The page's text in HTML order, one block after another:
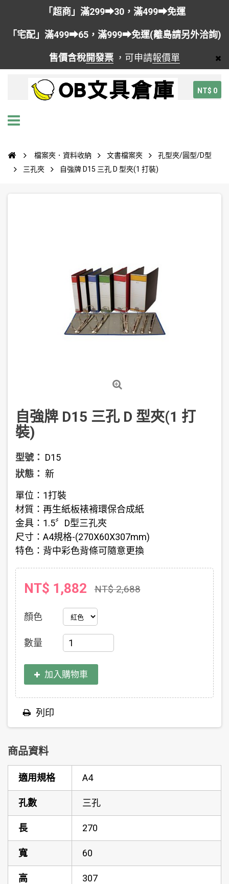
「超商」滿299➡30，滿499➡免運
「宅配」滿499➡65，滿999➡免運(離島請另外洽詢)
售價含稅開發票 ，可申請報價單
NT$ 0
檔案夾．資料收納 文書檔案夾
孔型夾/圓型/D型
三孔夾
自強牌 D15 三孔 D 型夾(1 打裝)
自強牌 D15 三孔 D 型夾(1 打
裝)
型號： D15
狀態： 新
單位：1打裝
材質：再生紙板裱褙環保合成紙
金具：1.5〞D型三孔夾
尺寸：A4規格-(270X60X307mm)
特色：背中彩色背條可隨意更換
NT$ 1,882 NT$ 2,688
顏色
數量
加入購物車
列印
商品資料
適用規格 A4
孔數 三孔
長 270
寬 60
高 307